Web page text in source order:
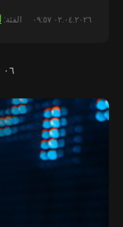
٠٢.٠٤.٢٠٢٦ ٠٩:٥٧ الفئة:
٠٦ مارس ٢٠٢٦, الجمعة